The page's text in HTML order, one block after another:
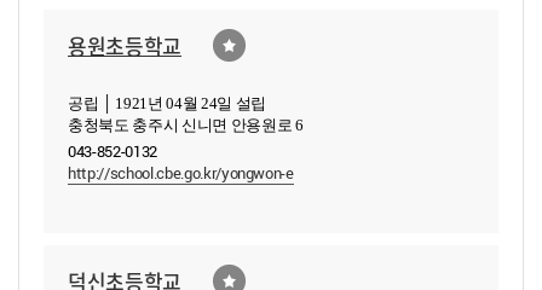
용원초등학교
공립 │ 1921년 04월 24일 설립
충청북도 충주시 신니면 안용원로 6
043-852-0132
http://school.cbe.go.kr/yongwon-e
덕신초등학교